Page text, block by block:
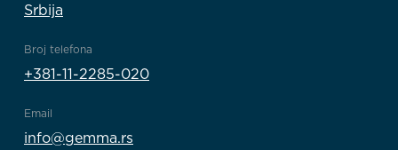
Srbija
Broj telefona
+381-11-2285-020
Email
info@gemma.rs